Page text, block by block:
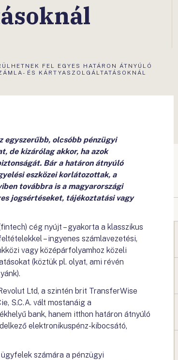
FEL EGYES HATÁRON ÁTNYÚLÓ
ÉS KÁRTYASZOLGÁLTATÁSOKNÁL
egyszerűbb, olcsóbb pénzügyi
de kizárólag akkor, ha azok
Bár a határon átnyúló
eszközei korlátozottak, a
továbbra is a magyarországi
jogsértéseket, tájékoztatási vagy
cég nyújt – gyakorta a klasszikus
– ingyenes számlavezetési,
vagy középárfolyamhoz közeli
(köztük pl. olyat, ami révén
Ltd, a szintén brit TransferWise
S.C.A. vált mostanáig a
bank, hanem itthon határon átnyúló
elektronikuspénz-kibocsátó,
számára a pénzügyi